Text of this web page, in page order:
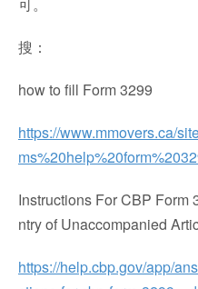
搜：
how to fill Form 3299
https://www.mmovers.ca/
Instructions For CBP Form
ntry of Unaccompanied
https://help.cbp.gov/app/